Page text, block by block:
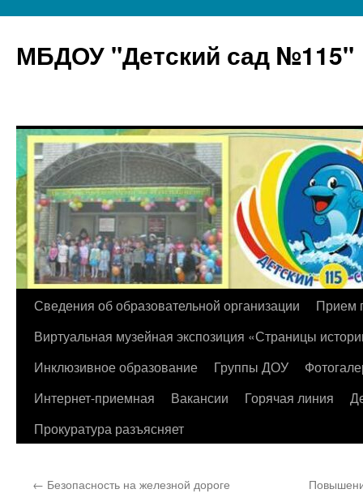
МБДОУ "Детский сад №115"
Перейти
содержимому
Сведения об образовательной организации
Прием
Виртуальная музейная экспозиция «Страницы
Инклюзивное образование
Группы ДОУ
Интернет-приемная
Вакансии Горячая линия
Прокуратура разъясняет
← Безопасность на железной дороге